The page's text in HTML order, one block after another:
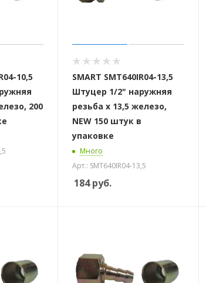
10,5
200
SMART SMT640IR04-13,5
Штуцер 1/2" наружняя
резьба х 13,5 железо,
NEW 150 штук в
упаковке
Много
Арт.: SMT640IR04-13,5
184руб.